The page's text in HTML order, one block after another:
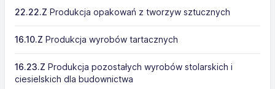
22.22.Z Produkcja opakowań z tworzyw sztucznych
16.10.Z Produkcja wyrobów tartacznych
16.23.Z Produkcja pozostałych wyrobów stolarskich i
ciesielskich dla budownictwa